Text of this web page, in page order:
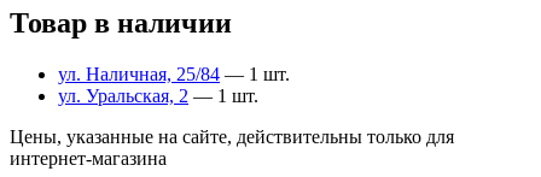
Товар в наличии
ул. Наличная, 25/84 — 1 шт.
ул. Уральская, 2 — 1 шт.
Цены, указанные на сайте, действительны только для
интернет-магазина